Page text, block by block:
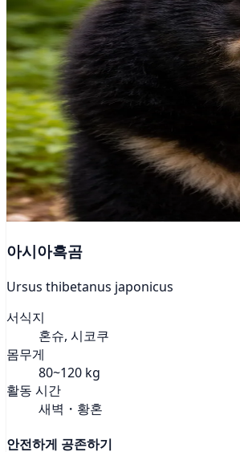
아시아흑곰
Ursus thibetanus japonicus
서식지
혼슈, 시코쿠
몸무게
80~120 kg
활동 시간
새벽・황혼
안전하게 공존하기